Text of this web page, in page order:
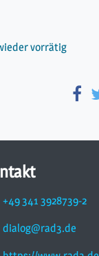
vorrätig
+49 341 3928739-2
dialog@rad3.de